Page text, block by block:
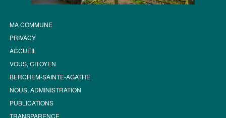
MA COMMUNE
PRIVACY
ACCUEIL
VOUS, CITOYEN
BERCHEM-SAINTE-AGATHE
NOUS, ADMINISTRATION
PUBLICATIONS
TRANSPARENCE